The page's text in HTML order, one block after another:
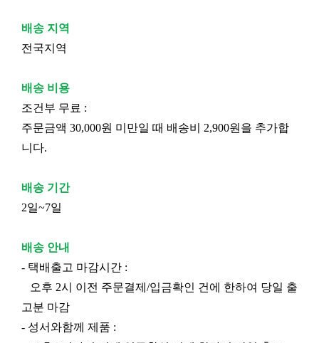
배송 지역
전국지역
배송 비용
조건부 무료 :
주문금액 30,000원 미만일 때 배송비 2,900원을 추가합
니다.
배송 기간
2일~7일
배송 안내
- 택배출고 마감시간 :
오후 2시 이전 주문결제/입금확인 건에 한하여 당일 출
고분 마감
- 성서와함께 제품 :